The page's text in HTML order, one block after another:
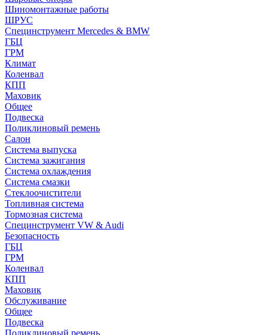
Шиномонтажные работы
ШРУС
Специнструмент Mercedes & BMW
ГБЦ
ГРМ
Климат
Коленвал
КПП
Маховик
Общее
Подвеска
Поликлиновый ремень
Салон
Система выпуска
Система зажигания
Система охлаждения
Система смазки
Стеклоочистители
Топливная система
Тормозная система
Специнструмент VW & Audi
Безопасность
ГБЦ
ГРМ
Коленвал
КПП
Маховик
Обслуживание
Общее
Подвеска
Поликлиновый ремень